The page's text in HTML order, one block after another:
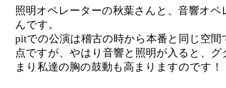
照明オペレーターの秋葉さんと、音響オペ
んです。
pitでの公演は稽古の時から本番と同じ空
点ですが、やはり音響と照明が入ると、
まり私達の胸の鼓動も高まりますのです！